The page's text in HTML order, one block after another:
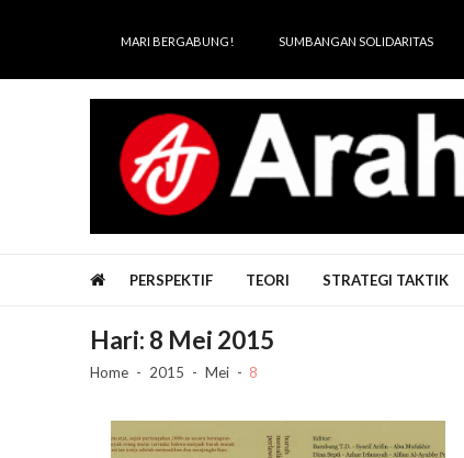
MARI BERGABUNG! SUMBANGAN SOLIDARITAS
PERSPEKTIF TEORI STRATEGI TAKTIK
Hari: 8 Mei 2015
Home 2015 Mei 8